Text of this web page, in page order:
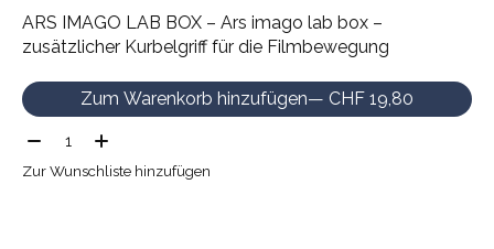
ARS IMAGO LAB BOX – Ars imago lab box –
zusätzlicher Kurbelgriff für die Filmbewegung
Zum Warenkorb hinzufügen
— CHF 19,80
Menge:
Zur Wunschliste hinzufügen